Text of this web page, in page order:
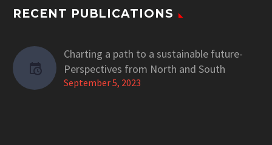
RECENT PUBLICATIONS
Charting a path to a sustainable future-
Perspectives from North and South
September 5, 2023